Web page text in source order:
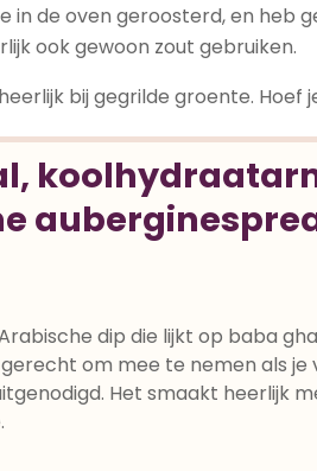
in de oven geroosterd, en
ook gewoon zout gebruiken.
bij gegrilde groente.
dip die lijkt op baba
om mee te nemen als je
Het smaakt heerlijk